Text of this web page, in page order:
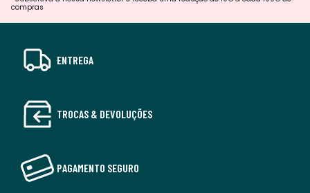
compras
ENTREGA
TROCAS & DEVOLUÇÕES
PAGAMENTO SEGURO